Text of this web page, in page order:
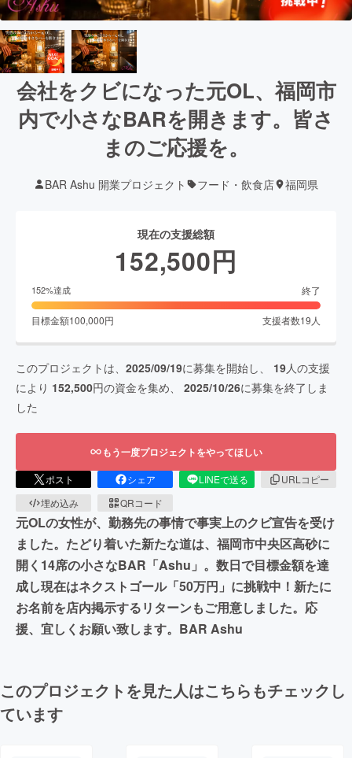
会社をクビになった元OL、福岡市
内で小さなBARを開きます。皆さ
まのご応援を。
BAR Ashu 開業プロジェクト フード・飲食店 福岡県
現在の支援総額
152,500円
152%達成 終了
目標金額100,000円 支援者数19 人
このプロジェクトは、 2025/09/19に募集を開始し、 19人の支援
により 152,500円の資金を集め、 2025/10/26に募集を終了しま
した
もう一度プロジェクトをやってほしい
ポスト シェア LINEで送る
URLコピー
埋め込み
QRコード
元OLの女性が、勤務先の事情で事実上のクビ宣告を受け
ました。たどり着いた新たな道は、福岡市中央区高砂に
開く14席の小さなBAR「Ashu」。数日で目標金額を達
成し現在はネクストゴール「50万円」に挑戦中！新たに
お名前を店内掲示するリターンもご用意しました。応
援、宜しくお願い致します。BAR Ashu
このプロジェクトを見た人はこちらもチェックし
ています